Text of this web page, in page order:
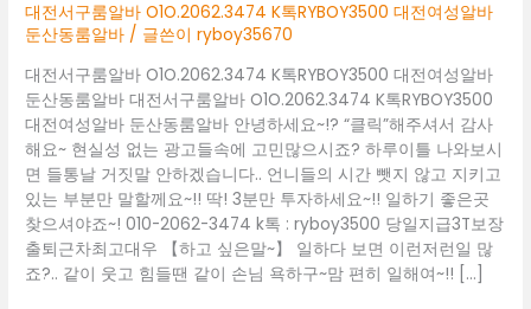
대전서구룸알바 O1O.2062.3474 K톡RYBOY3500 대전여성알바
둔산동룸알바 / 글쓴이ryboy35670
대전서구룸알바 O1O.2062.3474 K톡RYBOY3500 대전여성알바
둔산동룸알바 대전서구룸알바 O1O.2062.3474 K톡RYBOY3500
대전여성알바 둔산동룸알바 안녕하세요~!? “클릭”해주셔서 감사
해요~ 현실성 없는 광고들속에 고민많으시죠? 하루이틀 나와보시
면 들통날 거짓말 안하겠습니다.. 언니들의 시간 뺏지 않고 지키고
있는 부분만 말할께요~!! 딱! 3분만 투자하세요~!! 일하기 좋은곳
찾으셔야죠~! 010-2062-3474 k톡 : ryboy3500 당일지급3T보장
출퇴근차최고대우 【하고 싶은말~】 일하다 보면 이런저런일 많
죠?.. 같이 웃고 힘들땐 같이 손님 욕하구~맘 편히 일해여~!! […]